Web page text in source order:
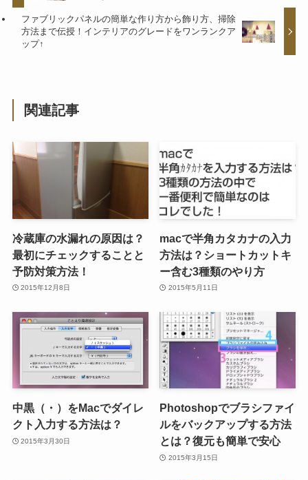
ファブリックパネルの簡単な作り方から飾り方、掃除
方法まで伝授！インテリアのグレードをワンランクア
ップ↑
関連記事
冷蔵庫の水漏れの原因は？
最初にチェックすることと
予防対策方法！
2015年12月8日
macで半角カタカナの入力
方法は？ショートカットキ
ー含む3種類のやり方
2015年5月11日
中黒（・）をMacでダイレ
クト入力する方法は？
2015年3月30日
Photoshopでブラシファイ
ルをバックアップする方法
とは？復元も簡単で安心
2015年3月15日